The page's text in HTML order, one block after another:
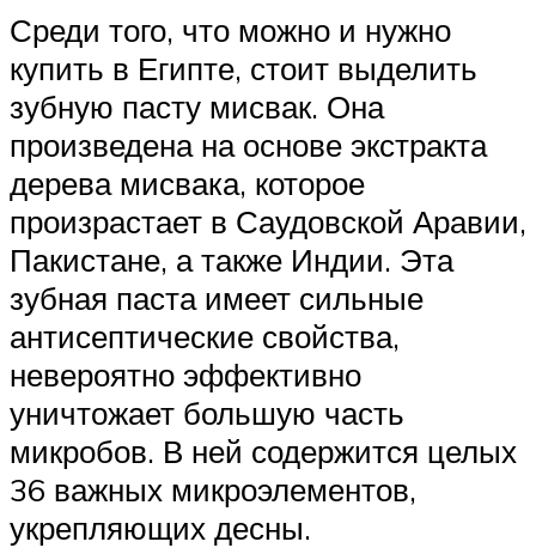
Среди того, что можно и нужно
купить в Египте, стоит выделить
зубную пасту мисвак. Она
произведена на основе экстракта
дерева мисвака, которое
произрастает в Саудовской Аравии,
Пакистане, а также Индии. Эта
зубная паста имеет сильные
антисептические свойства,
невероятно эффективно
уничтожает большую часть
микробов. В ней содержится целых
36 важных микроэлементов,
укрепляющих десны.